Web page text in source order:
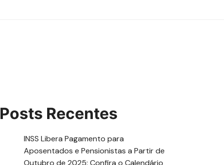
Posts Recentes
INSS Libera Pagamento para
Aposentados e Pensionistas a Partir de
Outubro de 2025: Confira o Calendário